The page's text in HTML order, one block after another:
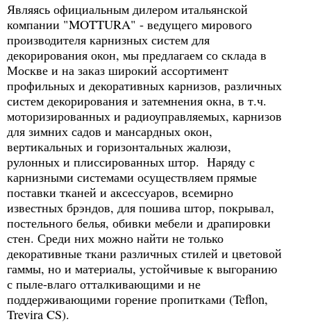
Являясь официальным дилером итальянской
компании "MOTTURA" - ведущего мирового
производителя карнизных систем для
декорирования окон, мы предлагаем со склада в
Москве и на заказ широкий ассортимент
профильных и декоративных карнизов, различных
систем декорирования и затемнения окна, в т.ч.
моторизированных и радиоуправляемых, карнизов
для зимних садов и мансардных окон,
вертикальных и горизонтальных жалюзи,
рулонных и плиссированных штор. Наряду с
карнизными системами осуществляем прямые
поставки тканей и аксессуаров, всемирно
известных брэндов, для пошива штор, покрывал,
постельного белья, обивки мебели и драпировки
стен. Среди них можно найти не только
декоративные ткани различных стилей и цветовой
гаммы, но и материалы, устойчивые к выгоранию
с пыле-влаго отталкивающими и не
поддерживающими горение пропитками (Teflon,
Trevira CS).